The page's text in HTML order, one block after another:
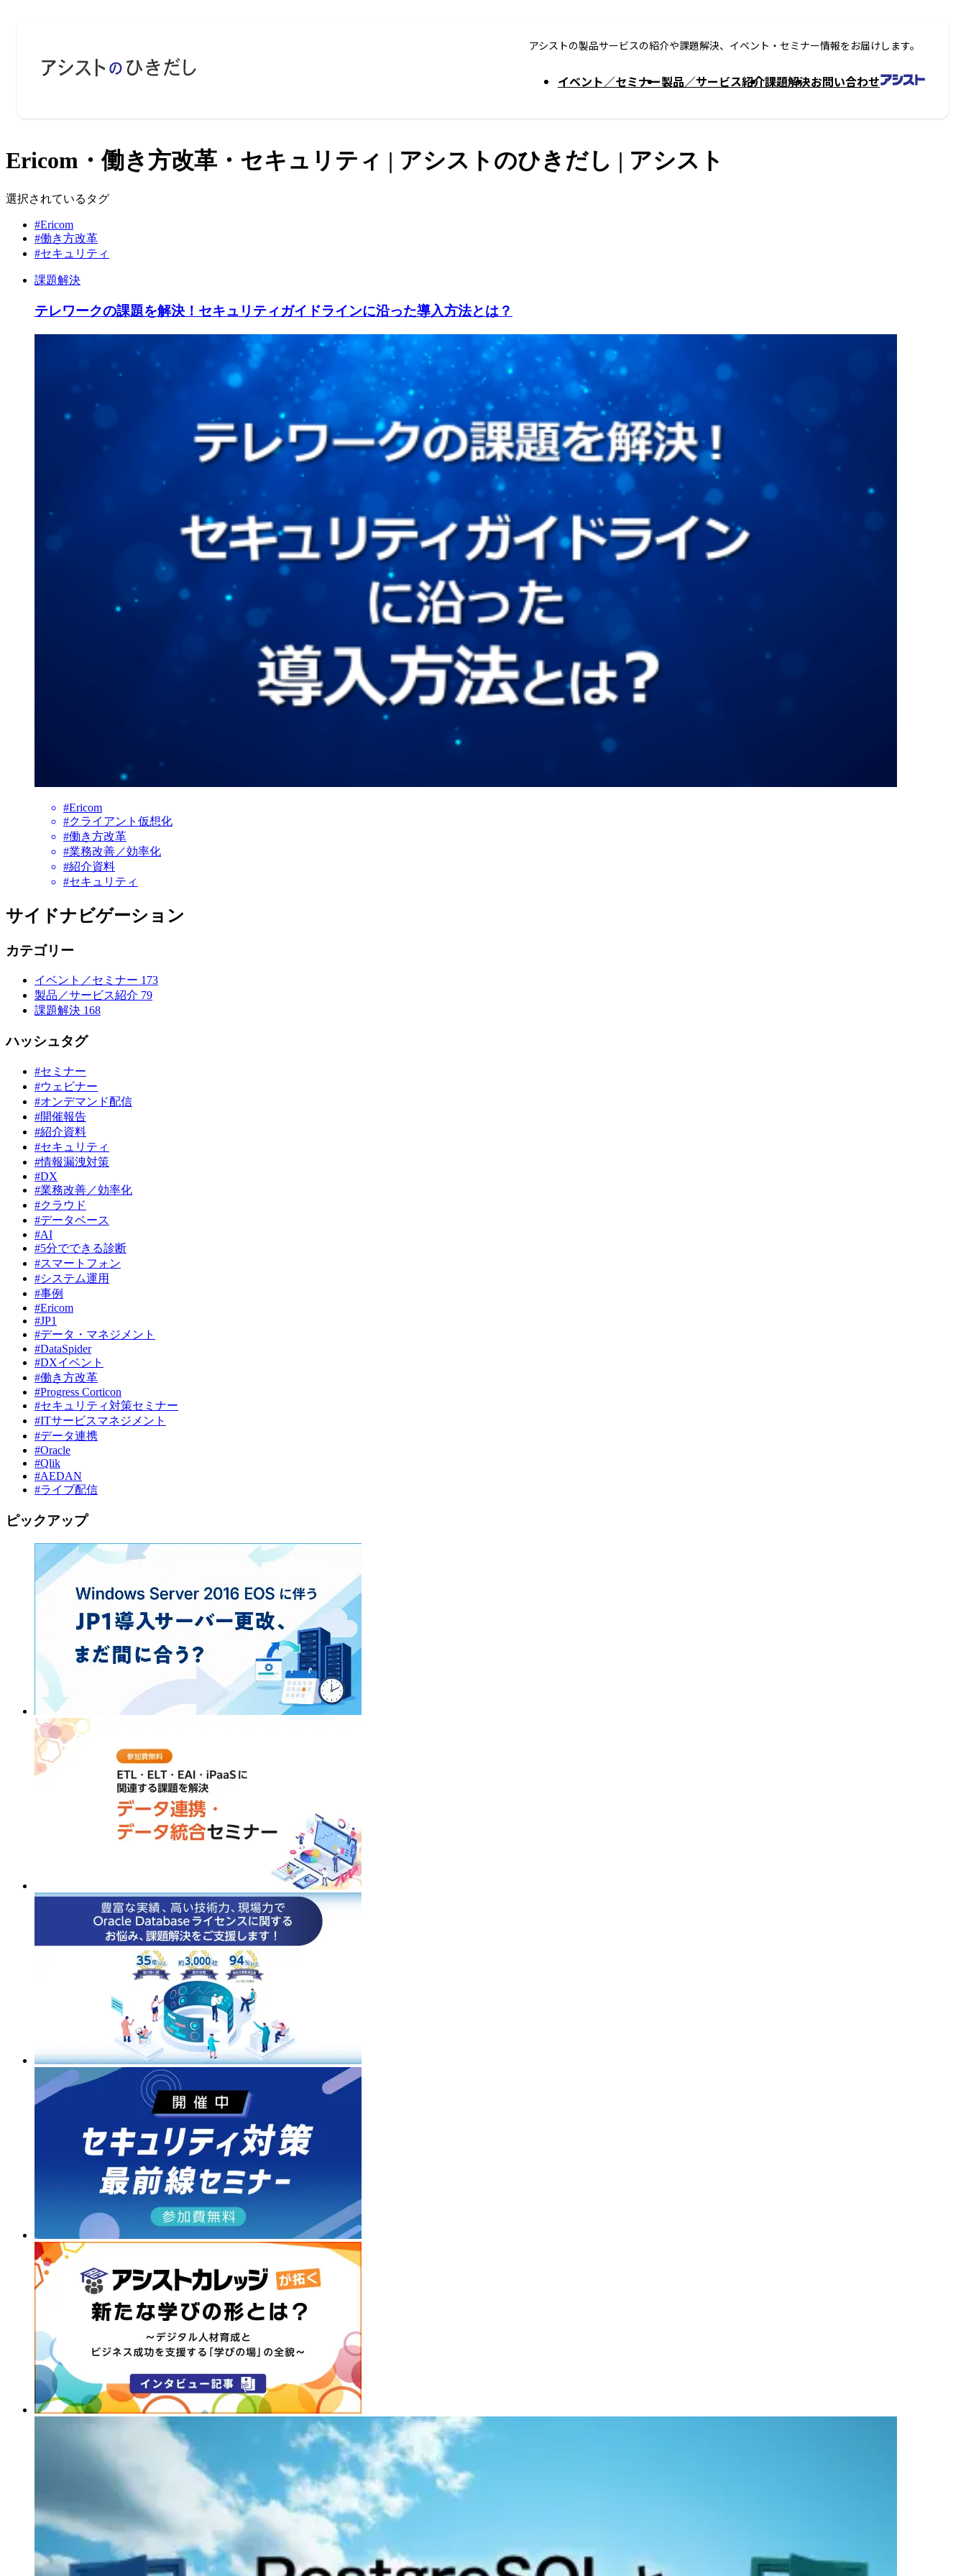
アシストの製品サービスの紹介や課題解決、イベント・セミナー情報をお届けします。
イベント／セミナー製品／サービス紹介課題解決お問い合わせ
Ericom・働き方改革・セキュリティ | アシストのひきだし | アシスト
選択されているタグ
#Ericom
#働き方改革
#セキュリティ
課題解決
テレワークの課題を解決！セキュリティガイドラインに沿った導入方法とは？
#Ericom
#クライアント仮想化
#働き方改革
#業務改善／効率化
#紹介資料
#セキュリティ
サイドナビゲーション
カテゴリー
イベント／セミナー 173
製品／サービス紹介 79
課題解決 168
ハッシュタグ
#セミナー
#ウェビナー
#オンデマンド配信
#開催報告
#紹介資料
#セキュリティ
#情報漏洩対策
#DX
#業務改善／効率化
#クラウド
#データベース
#AI
#5分でできる診断
#スマートフォン
#システム運用
#事例
#Ericom
#JP1
#データ・マネジメント
#DataSpider
#DXイベント
#働き方改革
#Progress Corticon
#セキュリティ対策セミナー
#ITサービスマネジメント
#データ連携
#Oracle
#Qlik
#AEDAN
#ライブ配信
ピックアップ